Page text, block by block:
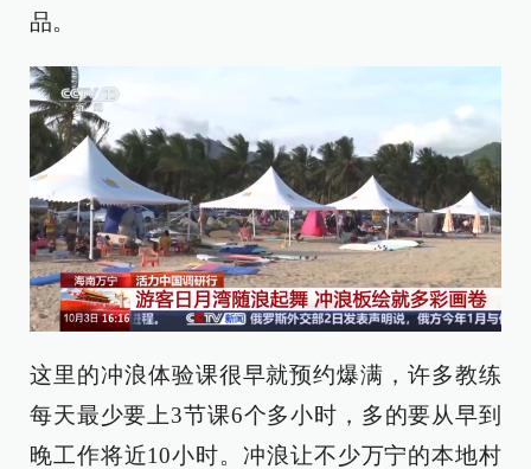
品。
这里的冲浪体验课很早就预约爆满，许多教练
每天最少要上3节课6个多小时，多的要从早到
晚工作将近10小时。冲浪让不少万宁的本地村